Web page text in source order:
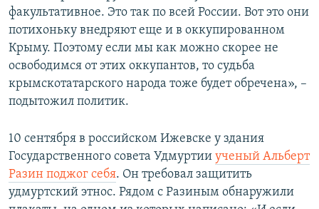
факультативное. Это так по всей России. Вот это они
потихоньку внедряют еще и в оккупированном
Крыму. Поэтому если мы как можно скорее не
освободимся от этих оккупантов, то судьба
крымскотатарского народа тоже будет обречена», –
подытожил политик.
10 сентября в российском Ижевске у здания
Государственного совета Удмуртии ученый Альберт
Разин поджог себя. Он требовал защитить
удмуртский этнос. Рядом с Разиным обнаружили